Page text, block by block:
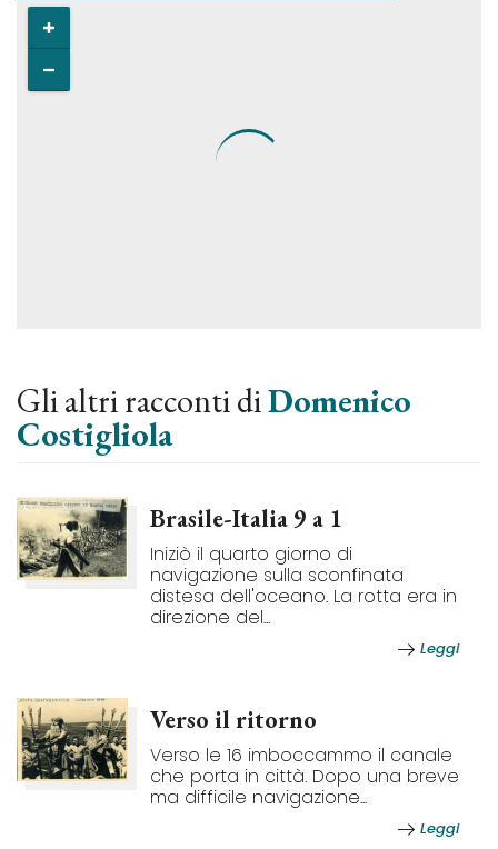
Gli altri racconti diDomenico
Costigliola
Brasile-Italia 9 a 1
Iniziò il quarto giorno di
navigazione sulla sconfinata
distesa dell'oceano. La rotta era in
direzione del...
Leggi
Verso il ritorno
Verso le 16 imboccammo il canale
che porta in città. Dopo una breve
ma difficile navigazione...
Leggi